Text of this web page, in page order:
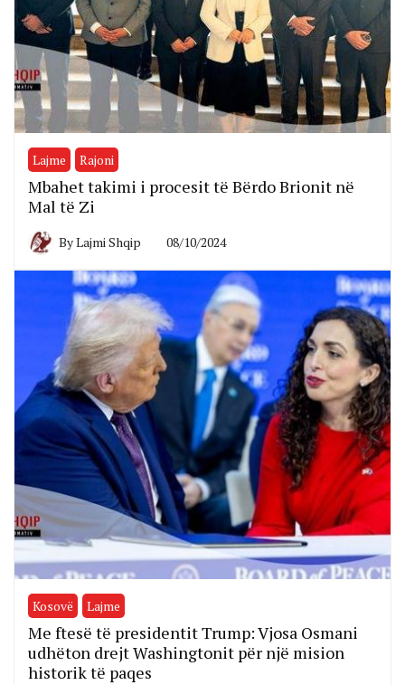
Lajme Rajoni
Mbahet takimi i procesit të Bërdo Brionit në
Mal të Zi
ByLajmi Shqip 08/10/2024
Kosovë Lajme
Me ftesë të presidentit Trump: Vjosa Osmani
udhëton drejt Washingtonit për një mision
historik të paqes